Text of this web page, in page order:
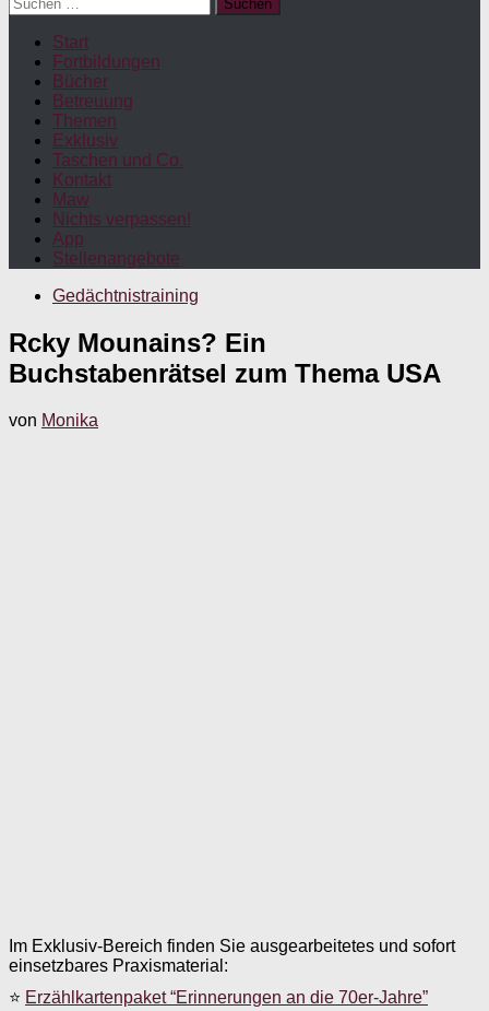
nach:
Start
Fortbildungen
Bücher
Betreuung
Themen
Exklusiv
Taschen und Co.
Kontakt
Maw
Nichts verpassen!
App
Stellenangebote
Gedächtnistraining
Rcky Mounains? Ein
Buchstabenrätsel zum Thema USA
von Monika
Im Exklusiv-Bereich finden Sie ausgearbeitetes und sofort
einsetzbares Praxismaterial:
⭐ Erzählkartenpaket “Erinnerungen an die 70er-Jahre”